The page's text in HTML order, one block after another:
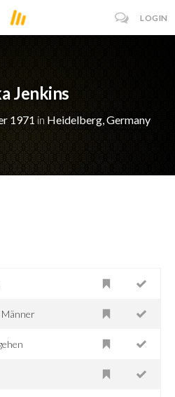
LOGIN
Jenkins
1971 in Heidelberg, Germany
Männer